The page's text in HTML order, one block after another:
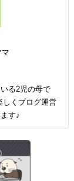
る2児の母で
しくブログ運営
す♪